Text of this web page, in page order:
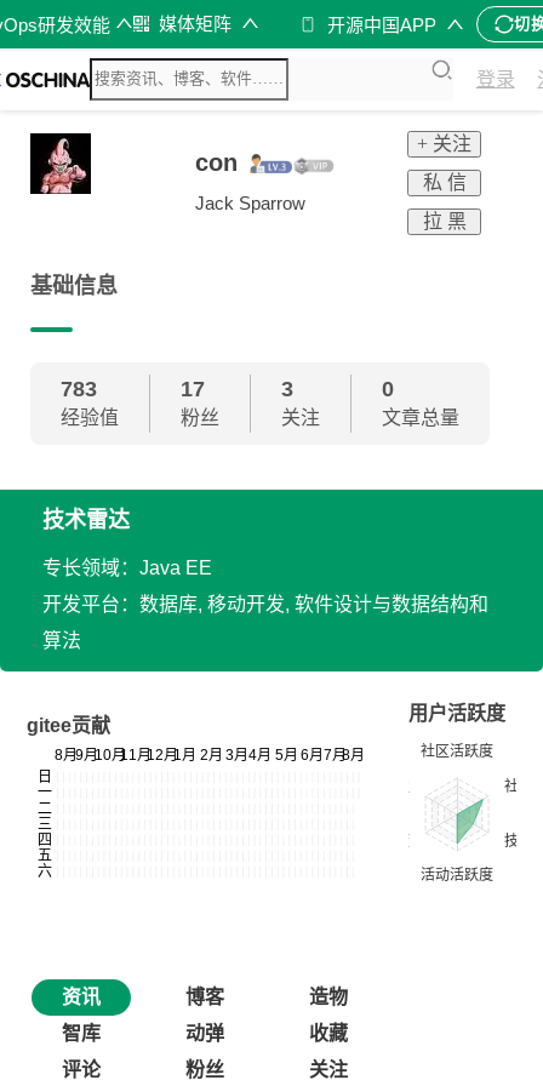
研发效能 媒体矩阵 开源中国APP 切
登录
con
Jack Sparrow
+ 关注
私 信
拉 黑
基础信息
783
经验值
17
粉丝
3
关注
0
文章总量
技术雷达
专长领域：Java EE
开发平台：数据库, 移动开发, 软件设计与数据结构和
算法
gitee贡献
用户活跃度
资讯 博客
造物
智库
动弹
收藏
评论
粉丝 关注